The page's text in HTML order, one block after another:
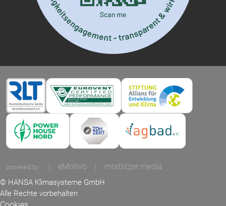
powered by | eMotivo | morbitzer media
© HANSA Klimasysteme GmbH
Alle Rechte vorbehalten